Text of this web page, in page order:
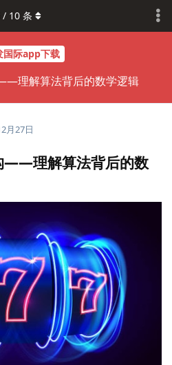
国际app下载
理解算法背后的数学逻辑
/ 10 条
月27日
——理解算法背后的数